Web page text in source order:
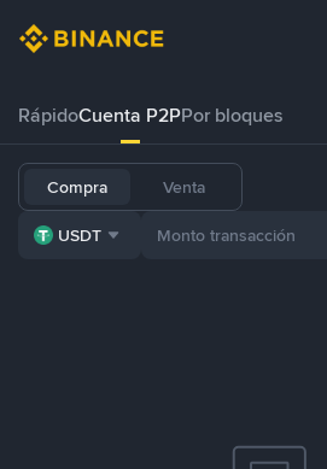
RápidoCuenta P2PPor bloques
Compra Venta
USDT